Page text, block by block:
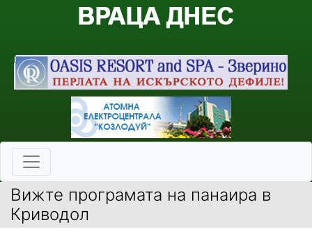
Вижте програмата на панаира в
Криводол